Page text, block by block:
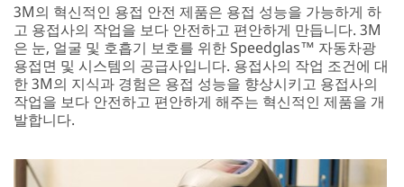
3M의 혁신적인 용접 안전 제품은 용접 성능을 가능하게 하
고 용접사의 작업을 보다 안전하고 편안하게 만듭니다. 3M
은 눈, 얼굴 및 호흡기 보호를 위한 Speedglas™ 자동차광
용접면 및 시스템의 공급사입니다. 용접사의 작업 조건에 대
한 3M의 지식과 경험은 용접 성능을 향상시키고 용접사의
작업을 보다 안전하고 편안하게 해주는 혁신적인 제품을 개
발합니다.